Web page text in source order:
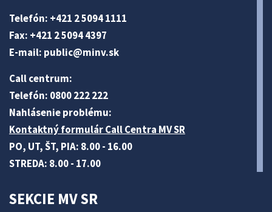
Telefón: +421 2 5094 1111
Fax: +421 2 5094 4397
E-mail: public@minv.sk
Call centrum:
Telefón: 0800 222 222
Nahlásenie problému:
Kontaktný formulár Call Centra MV SR
PO, UT, ŠT, PIA: 8.00 - 16.00
STREDA: 8.00 - 17.00
SEKCIE MV SR